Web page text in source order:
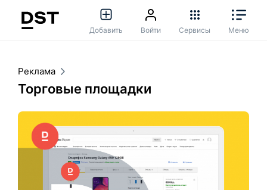
Добавить Войти Сервисы Меню
Реклама
Торговые площадки